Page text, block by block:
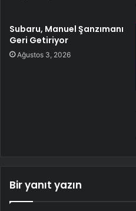
Subaru, Manuel Şanzımanı
Geri Getiriyor
Ağustos 3, 2026
Bir yanıt yazın